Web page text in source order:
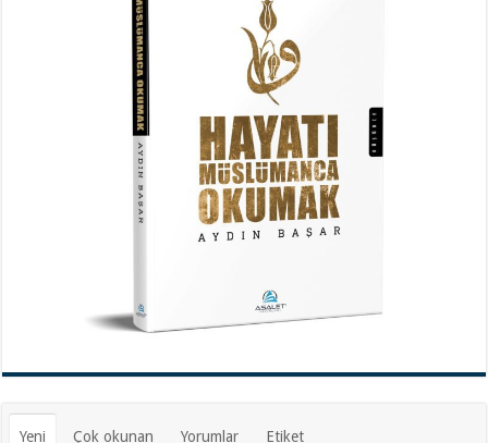
Yeni Çok okunan Yorumlar Etiket